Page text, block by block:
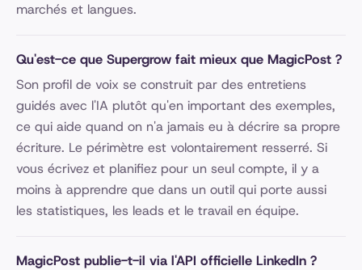
marchés et langues.
Qu'est-ce que Supergrow fait mieux que MagicPost ?
Son profil de voix se construit par des entretiens
guidés avec l'IA plutôt qu'en important des exemples,
ce qui aide quand on n'a jamais eu à décrire sa propre
écriture. Le périmètre est volontairement resserré. Si
vous écrivez et planifiez pour un seul compte, il y a
moins à apprendre que dans un outil qui porte aussi
les statistiques, les leads et le travail en équipe.
MagicPost publie-t-il via l'API officielle LinkedIn ?